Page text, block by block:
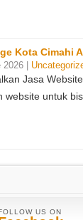
Kota Cimahi
2026 |
Jasa
website untuk
US ON